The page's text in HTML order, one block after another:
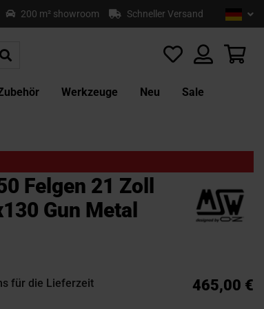
200 m² showroom Schneller Versand
Werkzeuge Neu Sale
Felgen 21 Zoll
Gun Metal
für die Lieferzeit 465,00 €